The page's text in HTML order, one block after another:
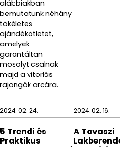
alábbiakban
bemutatunk néhány
tökéletes
ajándékötletet,
amelyek
garantáltan
mosolyt csalnak
majd a vitorlás
rajongók arcára.
2024. 02. 24.
5 Trendi és
Praktikus
2024. 02. 16.
A Tavaszi